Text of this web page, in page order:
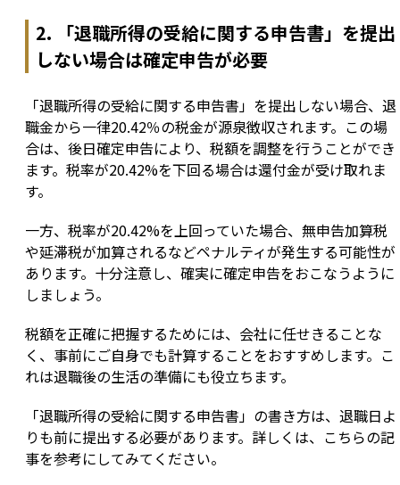
2. 「退職所得の受給に関する申告書」を提出
しない場合は確定申告が必要
「退職所得の受給に関する申告書」を提出しない場合、退
職金から一律20.42％の税金が源泉徴収されます。この場
合は、後日確定申告により、税額を調整を行うことができ
ます。税率が20.42%を下回る場合は還付金が受け取れま
す。
一方、税率が20.42%を上回っていた場合、無申告加算税
や延滞税が加算されるなどペナルティが発生する可能性が
あります。十分注意し、確実に確定申告をおこなうように
しましょう。
税額を正確に把握するためには、会社に任せきることな
く、事前にご自身でも計算することをおすすめします。こ
れは退職後の生活の準備にも役立ちます。
「退職所得の受給に関する申告書」の書き方は、退職日よ
りも前に提出する必要があります。詳しくは、こちらの記
事を参考にしてみてください。